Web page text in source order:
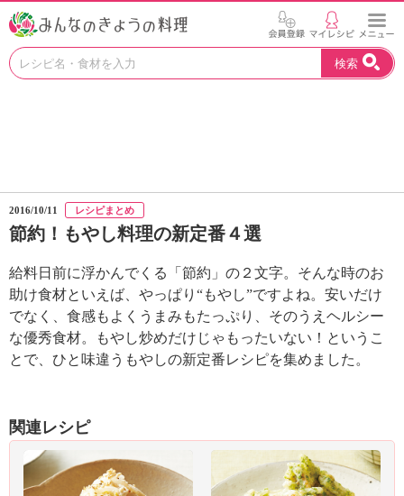
お
け
う
。
N
H
K
エ
ー
ョ
検索
2016/10/11 レシピまとめ
節約！もやし料理の新定番４選
給料日前に浮かんでくる「節約」の２文字。そんな時のお
助け食材といえば、やっぱり“もやし”ですよね。安いだけ
でなく、食感もよくうまみもたっぷり、そのうえヘルシー
な優秀食材。もやし炒めだけじゃもったいない！というこ
とで、ひと味違うもやしの新定番レシピを集めました。
関連レシピ